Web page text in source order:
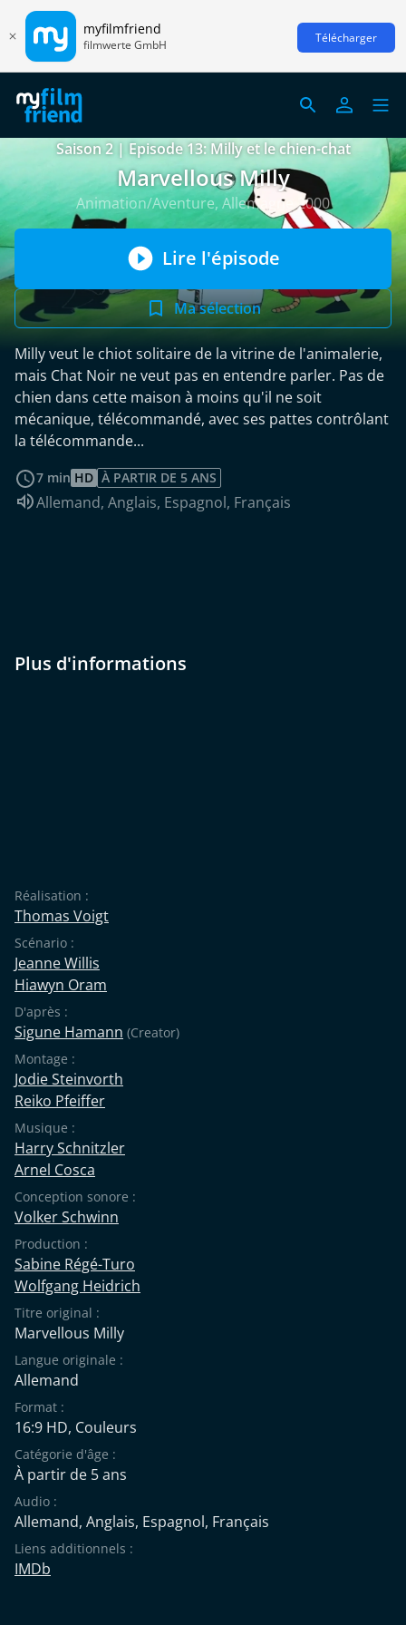
myfilmfriend
filmwerte GmbH Télécharger
Saison 2 | Episode 13: Milly et le chien-chat
Marvellous Milly
Animation/Aventure, Allemagne 2000
Lire l'épisode
Ma sélection
Milly veut le chiot solitaire de la vitrine de l'animalerie,
mais Chat Noir ne veut pas en entendre parler. Pas de
chien dans cette maison à moins qu'il ne soit
mécanique, télécommandé, avec ses pattes contrôlant
la télécommande...
7 min HD À PARTIR DE 5 ANS
Audio :
Allemand, Anglais, Espagnol, Français
Plus d'informations
Réalisation :
Thomas Voigt
Scénario :
Jeanne Willis
Hiawyn Oram
D'après :
Sigune Hamann (Creator)
Montage :
Jodie Steinvorth
Reiko Pfeiffer
Musique :
Harry Schnitzler
Arnel Cosca
Conception sonore :
Volker Schwinn
Production :
Sabine Régé-Turo
Wolfgang Heidrich
Titre original :
Marvellous Milly
Langue originale :
Allemand
Format :
16:9 HD, Couleurs
Catégorie d'âge :
À partir de 5 ans
Audio :
Allemand, Anglais, Espagnol, Français
Liens additionnels :
IMDb